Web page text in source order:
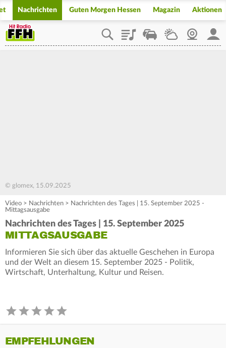
Nachrichten Guten Morgen Hessen Magazin Aktionen
PlaylistStaupilotWetterWebcam
© glomex, 15.09.2025
Video > Nachrichten > Nachrichten des Tages | 15. September 2025 -
Mittagsausgabe
Nachrichten des Tages | 15. September 2025
MITTAGSAUSGABE
Informieren Sie sich über das aktuelle Geschehen in Europa
und der Welt an diesem 15. September 2025 - Politik,
Wirtschaft, Unterhaltung, Kultur und Reisen.
EMPFEHLUNGEN